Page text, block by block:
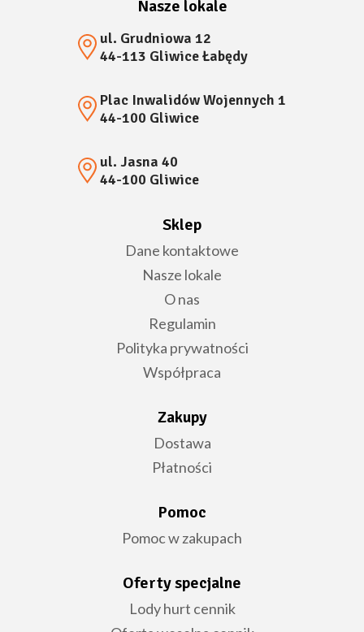
Nasze lokale
ul. Grudniowa 12
44-113 Gliwice Łabędy
Plac Inwalidów Wojennych 1
44-100 Gliwice
ul. Jasna 40
44-100 Gliwice
Sklep
Dane kontaktowe
Nasze lokale
O nas
Regulamin
Polityka prywatności
Współpraca
Zakupy
Dostawa
Płatności
Pomoc
Pomoc w zakupach
Oferty specjalne
Lody hurt cennik